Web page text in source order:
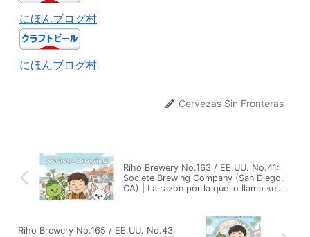
にほんブログ村
にほんブログ村
Cervezas Sin Fronteras
Riho Brewery No.163 / EE.UU. No.41:
Societe Brewing Company (San Diego,
CA) | La razon por la que lo llamo «el
Riho Brewery No.165 / EE.UU. No.43: